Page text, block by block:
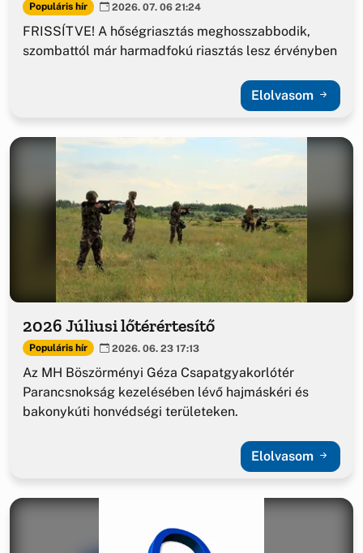
Populáris hír 2026. 07. 06 21:24
FRISSÍTVE! A hőségriasztás meghosszabbodik,
szombattól már harmadfokú riasztás lesz érvényben
Elolvasom
2026 Júliusi lőtérértesítő
Populáris hír 2026. 06. 23 17:13
Az MH Böszörményi Géza Csapatgyakorlótér
Parancsnokság kezelésében lévő hajmáskéri és
bakonykúti honvédségi területeken.
Elolvasom